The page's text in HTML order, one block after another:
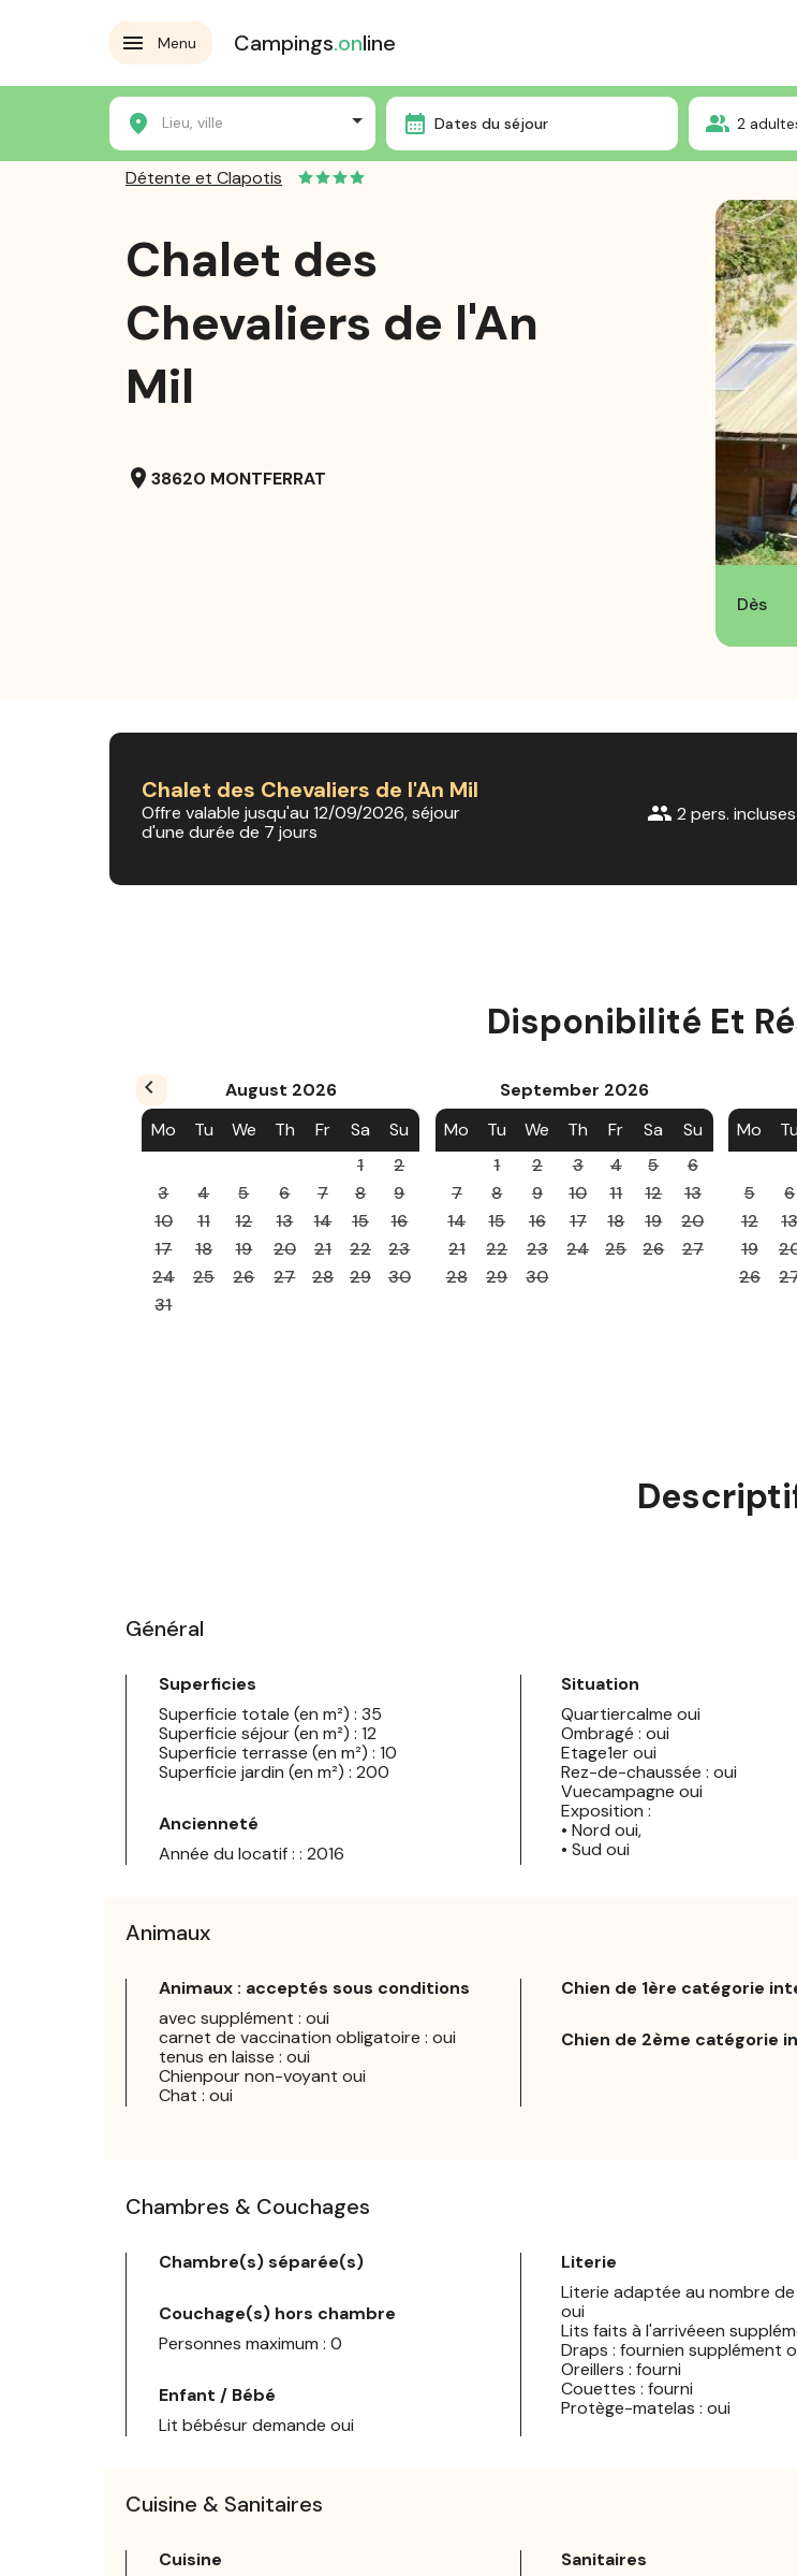
Menu Campings.online
Lieu, ville Dates du séjour 2
Accueil Les campings Détente et Clapotis Chalet des Chevaliers de l'An Mil
Détente et Clapotis
Chalet des
Chevaliers de l'An
Mil
location_on 38620 MONTFERRAT
Dès
Chalet des Chevaliers de l'An Mil
Offre valable jusqu'au 12/09/2026, séjour
d'une durée de 7 jours
group 2 pers. incluses
Disponibilité Et
August 2026
Mo
Tu We Th Fr Sa
Su
1
2
3
4 5 6 7 8
9
10
11 12 13 14 15
16
17
18 19 20 21 22
23
24
25 26 27 28 29
30
31
September 2026
Mo
Tu We Th Fr Sa
Su
1
2 3 4 5
6
7
8 9 10 11 12
13
14
15 16 17 18 19
20
21
22 23 24 25 26
27
28
29 30
Mo
Tu
5
6
12
19
26
Général
Superficies
Superficie totale (en m²) : 35
Superficie séjour (en m²) : 12
Superficie terrasse (en m²) : 10
Superficie jardin (en m²) : 200
Ancienneté
Année du locatif : : 2016
Situation
Quartiercalme oui
Ombragé : oui
Etage1er oui
Rez-de-chaussée : oui
Vuecampagne oui
Exposition :
• Nord oui,
• Sud oui
Animaux
Animaux : acceptés sous conditions
avec supplément : oui
carnet de vaccination obligatoire : oui
tenus en laisse : oui
Chienpour non-voyant oui
Chat : oui
Chien de 1ère catégorie
Chien de 2ème catégorie
Chambres & Couchages
Chambre(s) séparée(s)
Couchage(s) hors chambre
Personnes maximum : 0
Enfant / Bébé
Lit bébésur demande oui
Literie
Literie adaptée au nombre
oui
Lits faits à l'arrivéeen
Draps : fournien supplément
Oreillers : fourni
Couettes : fourni
Protège-matelas : oui
Cuisine & Sanitaires
Cuisine
Sanitaires